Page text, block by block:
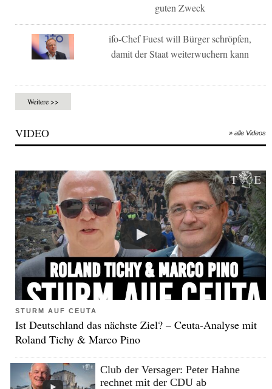
guten Zweck
ifo-Chef Fuest will Bürger schröpfen,
damit der Staat weiterwuchern kann
Weitere >>
VIDEO » alle Videos
STURM AUF CEUTA
Ist Deutschland das nächste Ziel? – Ceuta-Analyse mit
Roland Tichy & Marco Pino
Club der Versager: Peter Hahne
rechnet mit der CDU ab